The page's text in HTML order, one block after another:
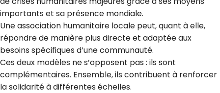
importants et sa présence mondiale.
Une association humanitaire locale peut, quant à elle,
répondre de manière plus directe et adaptée aux
besoins spécifiques d’une communauté.
Ces deux modèles ne s’opposent pas : ils sont
complémentaires. Ensemble, ils contribuent à renforcer
la solidarité à différentes échelles.